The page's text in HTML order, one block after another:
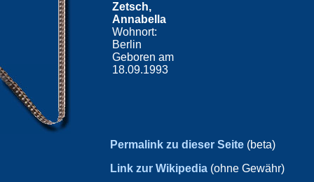
Zetsch,
Annabella
Wohnort:
Berlin
Geboren am
18.09.1993
Permalink zu dieser Seite (beta)
Link zur Wikipedia (ohne Gewähr)